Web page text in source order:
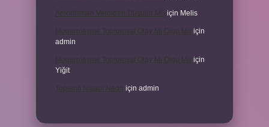
için Melis
için
admin
için
Yiğit
için admin